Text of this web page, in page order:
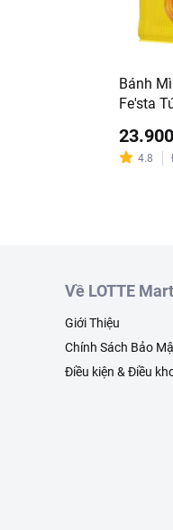
Bánh
Fe'sta
4.8
Về LOTTE Mart
Giới Thiệu
Chính Sách Bảo
Điều kiện & Điều